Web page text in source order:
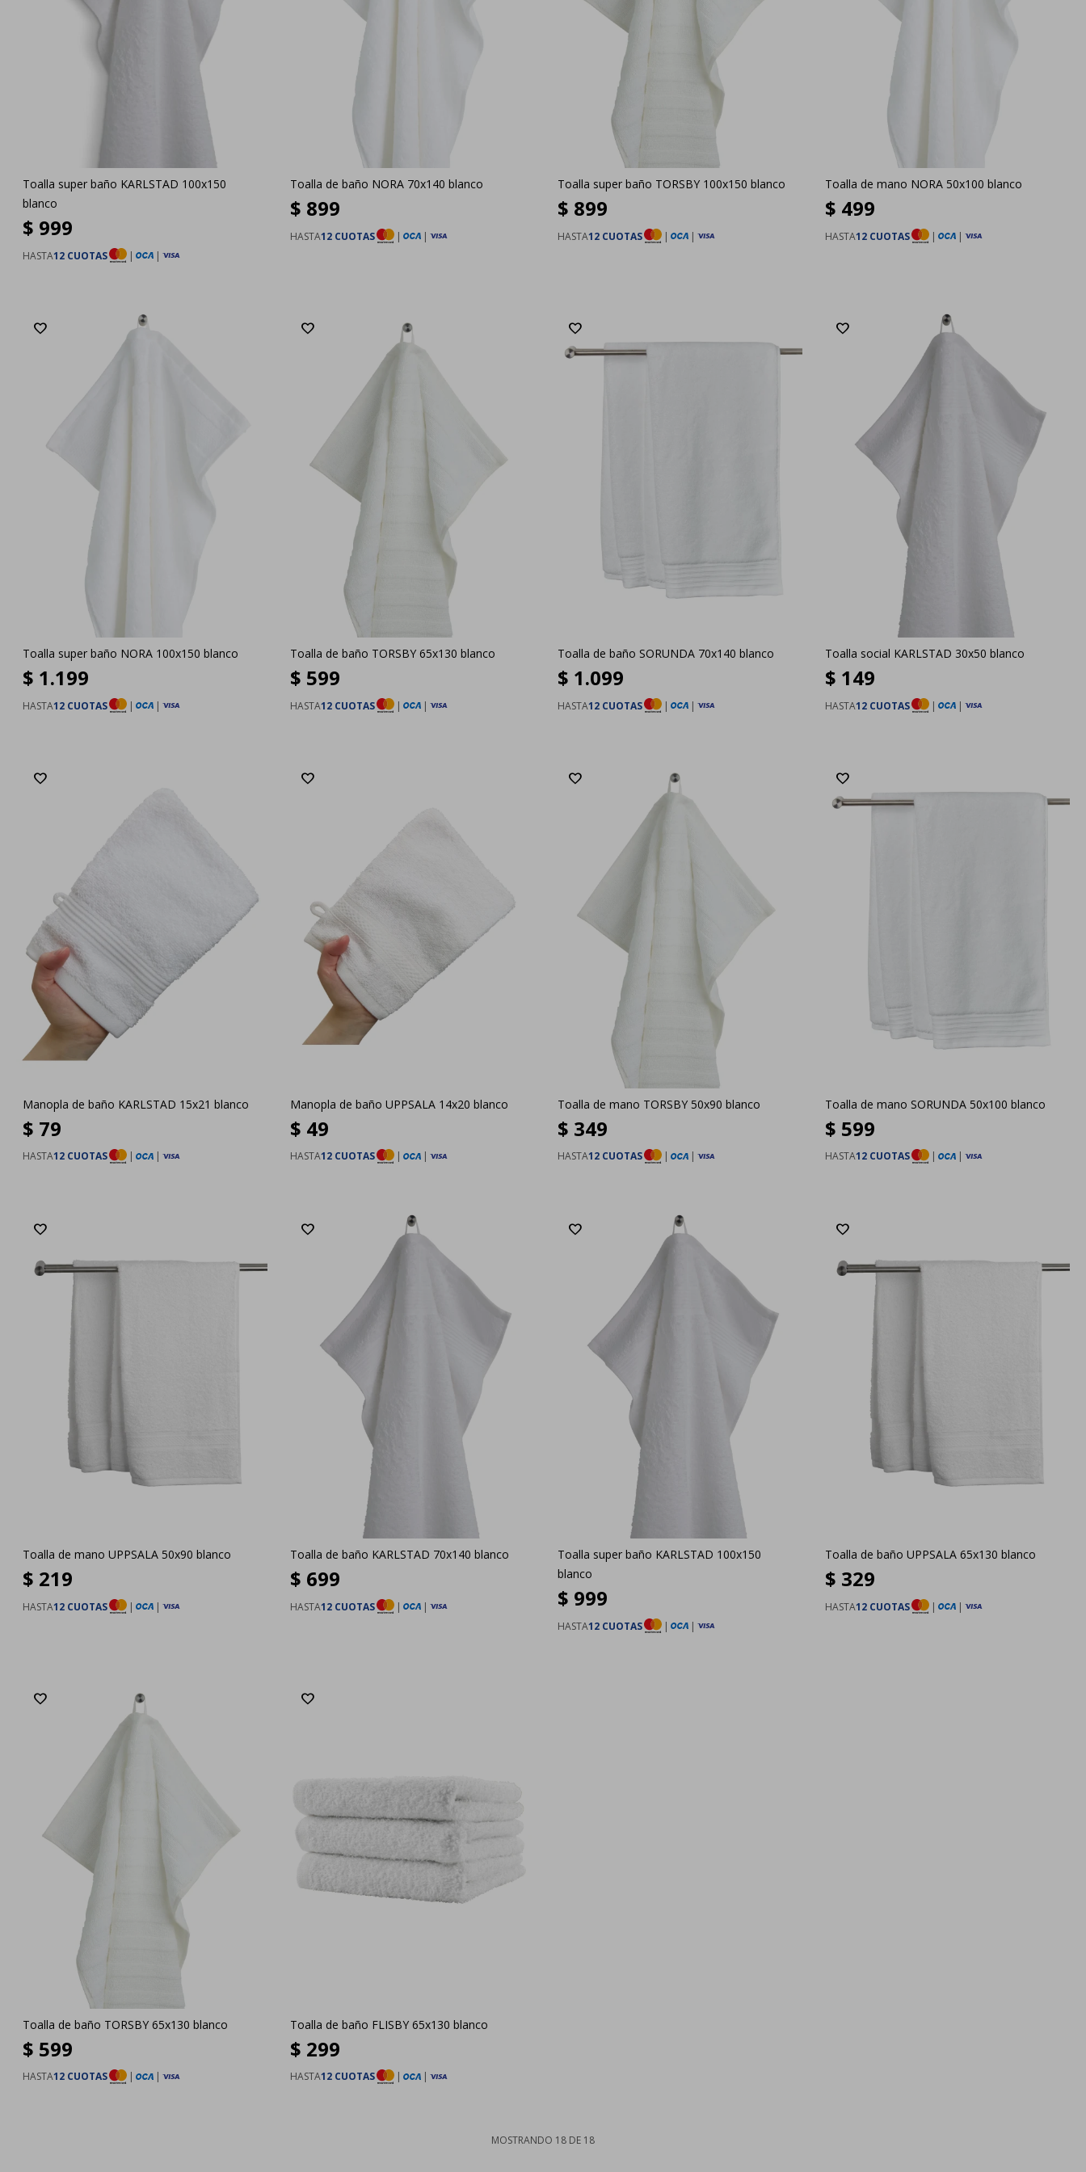
Toalla super baño KARLSTAD 100x150
blanco
$ 999
HASTA12 CUOTAS | |
Toalla de baño NORA 70x140 blanco
$ 899
HASTA12 CUOTAS | |
Toalla super baño TORSBY 100x150 blanco
$ 899
HASTA12 CUOTAS | |
Toalla de mano NORA 50x100 blanco
$ 499
HASTA12 CUOTAS | |
Toalla super baño NORA 100x150 blanco
$ 1.199
HASTA12 CUOTAS | |
Toalla de baño TORSBY 65x130 blanco
$ 599
HASTA12 CUOTAS | |
Toalla de baño SORUNDA 70x140 blanco
$ 1.099
HASTA12 CUOTAS | |
Toalla social KARLSTAD 30x50 blanco
$ 149
HASTA12 CUOTAS | |
Manopla de baño KARLSTAD 15x21 blanco
$ 79
HASTA12 CUOTAS | |
Manopla de baño UPPSALA 14x20 blanco
$ 49
HASTA12 CUOTAS | |
Toalla de mano TORSBY 50x90 blanco
$ 349
HASTA12 CUOTAS | |
Toalla de mano SORUNDA 50x100 blanco
$ 599
HASTA12 CUOTAS | |
Toalla de mano UPPSALA 50x90 blanco
$ 219
HASTA12 CUOTAS | |
Toalla de baño KARLSTAD 70x140 blanco
$ 699
HASTA12 CUOTAS | |
Toalla super baño KARLSTAD 100x150
blanco
$ 999
HASTA12 CUOTAS | |
Toalla de baño UPPSALA 65x130 blanco
$ 329
HASTA12 CUOTAS | |
Toalla de baño TORSBY 65x130 blanco
$ 599
HASTA12 CUOTAS | |
Toalla de baño FLISBY 65x130 blanco
$ 299
HASTA12 CUOTAS | |
MOSTRANDO 18 DE 18